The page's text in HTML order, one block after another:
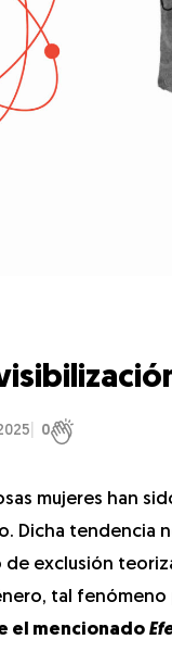
0
mujeres han
Dicha tendencia
exclusión
tal
el mencionado